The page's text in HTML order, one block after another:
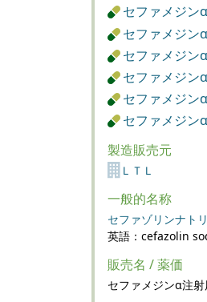
セファメジン
セファメジン
セファメジン
セファメジン
セファメジン
セファメジン
製造販売元
ＬＴＬ
一般的名称
セファゾリンナト
英語：cefazolin
販売名 / 薬価
セファメジンα注